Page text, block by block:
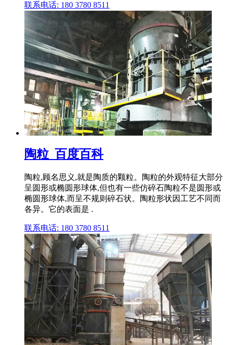
联系电话: 180 3780 8511
陶粒_百度百科
陶粒,顾名思义,就是陶质的颗粒。陶粒的外观特征大部分
呈圆形或椭圆形球体,但也有一些仿碎石陶粒不是圆形或
椭圆形球体,而呈不规则碎石状。陶粒形状因工艺不同而
各异。它的表面是 .
联系电话: 180 3780 8511